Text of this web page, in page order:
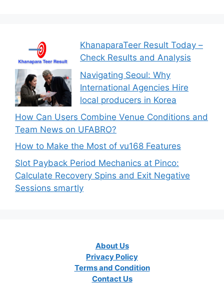
KhanaparaTeer Result Today –
Check Results and Analysis
Navigating Seoul: Why
International Agencies Hire
local producers in Korea
How Can Users Combine Venue Conditions and
Team News on UFABRO?
How to Make the Most of vu168 Features
Slot Payback Period Mechanics at Pinco:
Calculate Recovery Spins and Exit Negative
Sessions smartly
About Us
Privacy Policy
Terms and Condition
Contact Us